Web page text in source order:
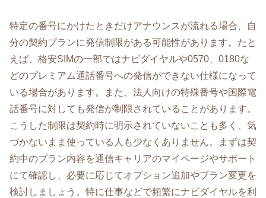
特定の番号にかけたときだけアナウンスが流れる場合、自
分の契約プランに発信制限がある可能性があります。たと
えば、格安SIMの一部ではナビダイヤルや0570、0180な
どのプレミアム通話番号への発信ができない仕様になって
いる場合があります。また、法人向けの特殊番号や国際電
話番号に対しても発信が制限されていることがあります。
こうした制限は契約時に明示されていないことも多く、気
づかないまま使っている人も少なくありません。まずは契
約中のプラン内容を通信キャリアのマイページやサポート
にて確認し、必要に応じてオプション追加やプラン変更を
検討しましょう。特に仕事などで頻繁にナビダイヤルを利